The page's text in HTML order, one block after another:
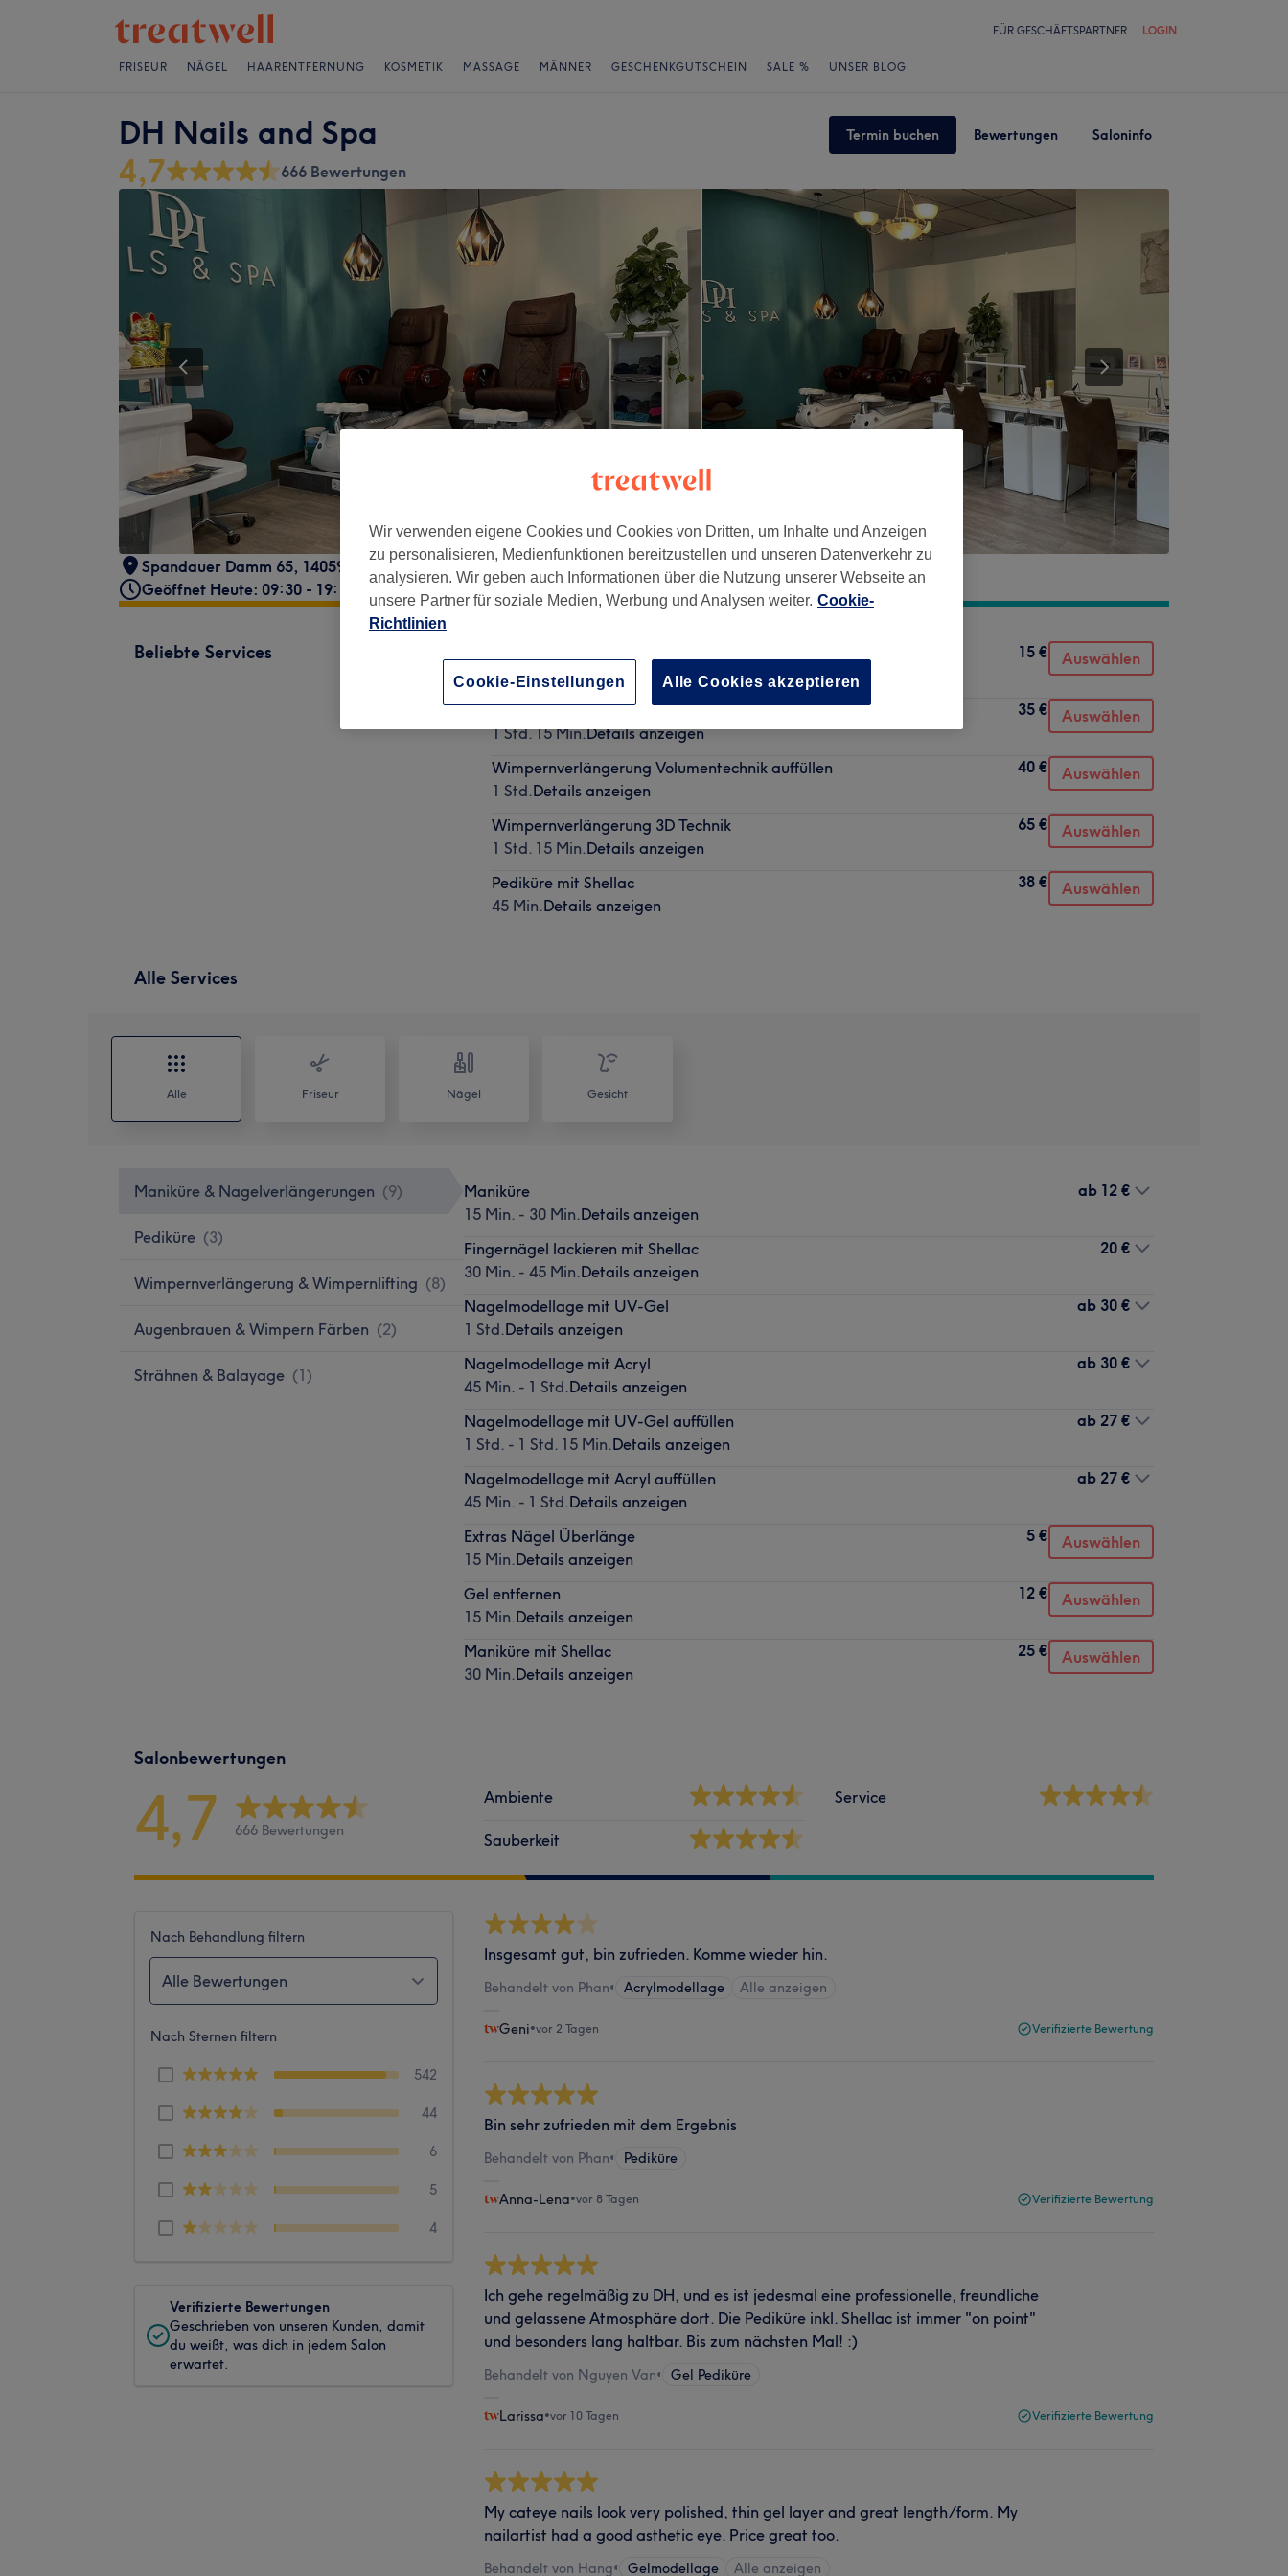
FÜR GESCHÄFTSPARTNER LOGIN
FRISEUR NÄGEL HAARENTFERNUNG KOSMETIK MASSAGE MÄNNER GESCHENKGUTSCHEIN SALE % UNSER BLOG
DH Nails and Spa Termin buchen Bewertungen Saloninfo
4,7 666 Bewertungen
Spandauer Damm 65, 14059 Berlin, Deutschland
Geöffnet Heute: 09:30 - 19:15
Beliebte Services
15 Min.Details anzeigen
15 € Auswählen
Wimpernverlängerung 1:1 Technik auffüllen
1 Std. 15 Min.Details anzeigen
35 € Auswählen
Wimpernverlängerung Volumentechnik auffüllen
1 Std.Details anzeigen
40 € Auswählen
Wimpernverlängerung 3D Technik
1 Std. 15 Min.Details anzeigen
65 € Auswählen
Pediküre mit Shellac
45 Min.Details anzeigen
38 € Auswählen
Alle Services
Alle Friseur Nägel Gesicht
Maniküre & Nagelverlängerungen (9)
Pediküre (3)
Wimpernverlängerung & Wimpernlifting (8)
Augenbrauen & Wimpern Färben (2)
Strähnen & Balayage (1)
Maniküre
15 Min. - 30 Min.Details anzeigen
ab 12 €
Fingernägel lackieren mit Shellac
30 Min. - 45 Min.Details anzeigen
20 €
Nagelmodellage mit UV-Gel
1 Std.Details anzeigen
ab 30 €
Nagelmodellage mit Acryl
45 Min. - 1 Std.Details anzeigen
ab 30 €
Nagelmodellage mit UV-Gel auffüllen
1 Std. - 1 Std. 15 Min.Details anzeigen
ab 27 €
Nagelmodellage mit Acryl auffüllen
45 Min. - 1 Std.Details anzeigen
ab 27 €
Extras Nägel Überlänge
15 Min.Details anzeigen
5 € Auswählen
Gel entfernen
15 Min.Details anzeigen
12 € Auswählen
Maniküre mit Shellac
30 Min.Details anzeigen
25 € Auswählen
Salonbewertungen
4,7 666 Bewertungen
Ambiente
Sauberkeit
Service
Nach Behandlung filtern
Alle Bewertungen
Nach Sternen filtern
542
44
6
5
4
Verifizierte Bewertungen
Geschrieben von unseren Kunden, damit
du weißt, was dich in jedem Salon
erwartet.
Insgesamt gut, bin zufrieden. Komme wieder hin.
Behandelt von Phan• Acrylmodellage Alle anzeigen
Geni•vor 2 Tagen Verifizierte Bewertung
Bin sehr zufrieden mit dem Ergebnis
Behandelt von Phan• Pediküre
Anna-Lena•vor 8 Tagen Verifizierte Bewertung
Ich gehe regelmäßig zu DH, und es ist jedesmal eine professionelle, freundliche
und gelassene Atmosphäre dort. Die Pediküre inkl. Shellac ist immer "on point"
und besonders lang haltbar. Bis zum nächsten Mal! :)
Behandelt von Nguyen Van• Gel Pediküre
Larissa•vor 10 Tagen Verifizierte Bewertung
My cateye nails look very polished, thin gel layer and great length/form. My
nailartist had a good asthetic eye. Price great too.
Behandelt von Hang• Gelmodellage Alle anzeigen
Wir verwenden eigene Cookies und Cookies von Dritten, um Inhalte und Anzeigen
zu personalisieren, Medienfunktionen bereitzustellen und unseren Datenverkehr zu
analysieren. Wir geben auch Informationen über die Nutzung unserer Webseite an
unsere Partner für soziale Medien, Werbung und Analysen weiter. Cookie-
Richtlinien
Cookie-Einstellungen Alle Cookies akzeptieren